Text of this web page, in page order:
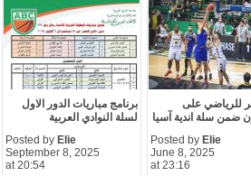
برنامج مباريات الدور الاول
لسلة النوادي العربية
Posted by Elie
September 8, 2025
at 20:54
للرياضي على
ضمن سلة اندية آسيا
Posted by Elie
June 8, 2025
at 23:16